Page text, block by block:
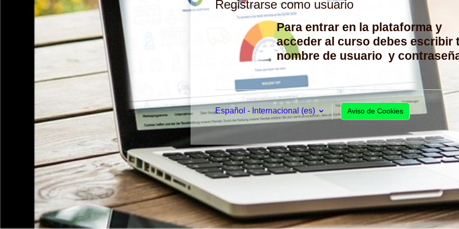
Registrarse como usuario
Para entrar en la plataforma y
acceder al curso debes escribir
nombre de usuario y
Español - Internacional ‎(es)‎ Aviso de Cookies